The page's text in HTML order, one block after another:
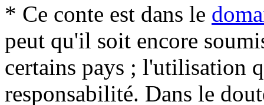
* Ce conte est dans le
peut qu'il soit encore
certains pays ; l'utilisation
responsabilité. Dans le